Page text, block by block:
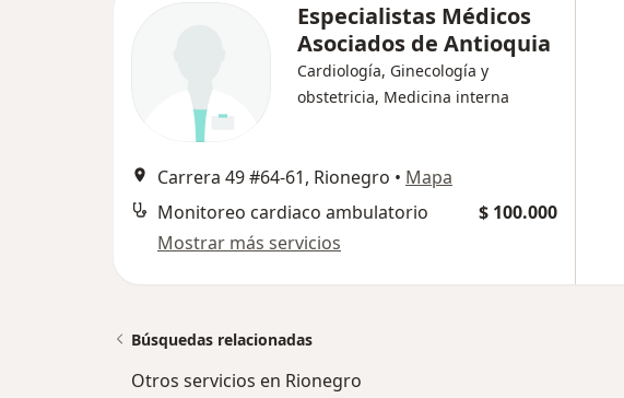
Especialistas Médicos
Asociados de Antioquia
Cardiología, Ginecología y
obstetricia, Medicina interna
Carrera 49 #64-61, Rionegro • Mapa
Monitoreo cardiaco ambulatorio
$ 100.000
Mostrar más servicios
Búsquedas relacionadas
Otros servicios en Rionegro